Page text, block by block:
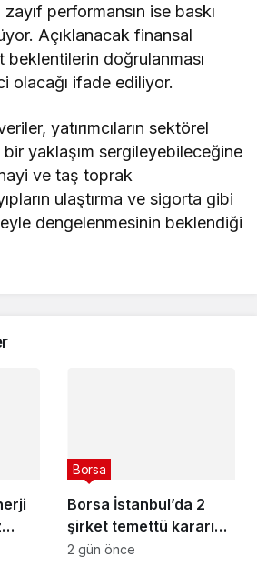
performansın ise baskı
Açıklanacak finansal
beklentilerin doğrulanması
olacağı ifade ediliyor.
yatırımcıların sektörel
yaklaşım sergileyebileceğine
ve taş toprak
ulaştırma ve sigorta gibi
dengelenmesinin beklendiği
Borsa İstanbul’da 2
şirket temettü kararını
açıkladı – 7 Ağustos
Borsa
2 gün önce